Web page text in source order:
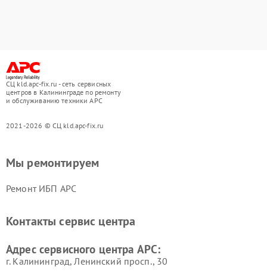
СЦ kld.apc-fix.ru - сеть сервисных
центров в Калининграде по ремонту
и обслуживанию техники APC
2021-2026 © СЦ kld.apc-fix.ru
Мы ремонтируем
Ремонт ИБП APC
Контакты сервис центра
Адрес сервисного центра APC:
г. Калининград, Ленинский просп., 30